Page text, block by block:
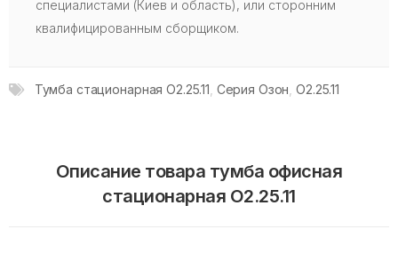
специалистами (Киев и область), или сторонним
квалифицированным сборщиком.
Тумба стационарная O2.25.11 Серия Озон ,O2.25.11
Описание товара тумба офисная
стационарная O2.25.11